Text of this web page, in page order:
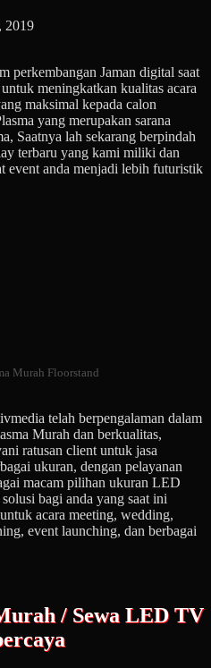
2019
perkembangan Jaman digital saat
meningkatkan kualitas acara
maksimal kepada calon
yang merupakan sarana
Saatnya lah sekarang berpindah
terbaru yang kami miliki dan
event anda menjadi lebih futuristik
Murah Floorstand
telah berpengalaman dalam
Murah dan berkualitas,
ratusan client untuk jasa
ukuran, dengan pelayanan
macam pilihan ukuran LED
bagi anda yang saat ini
acara meeting, wedding,
event launching, dan berbagai
/ Sewa LED TV